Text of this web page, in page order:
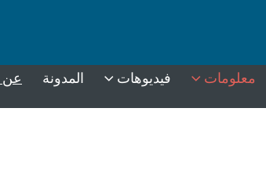
معلومات فيديوهات المدونة عن